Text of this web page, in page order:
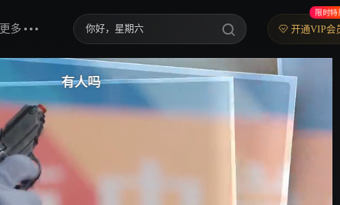
更多 你好，星期六
中餐厅·南洋拾光季
快乐老家
开通VIP会
限时特
第一个
来啦～